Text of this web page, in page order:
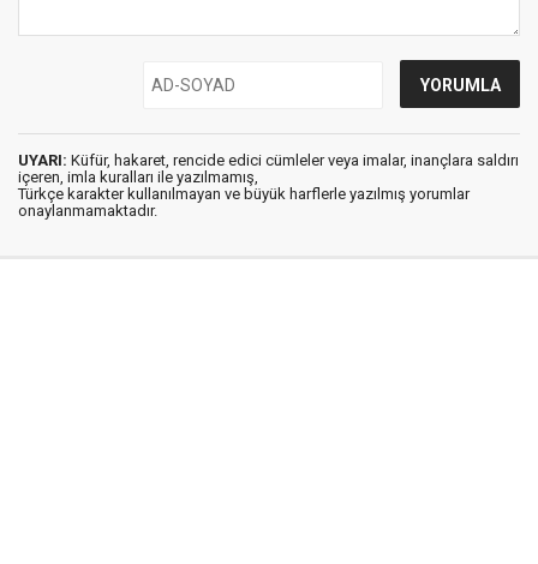
UYARI: Küfür, hakaret, rencide edici cümleler veya imalar, inançlara saldırı
içeren, imla kuralları ile yazılmamış,
Türkçe karakter kullanılmayan ve büyük harflerle yazılmış yorumlar
onaylanmamaktadır.